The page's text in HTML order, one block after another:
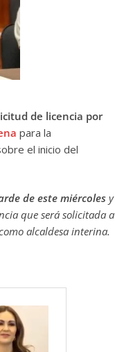
de licencia por
para la
el inicio del
de este miércolesy
que será solicitada a
alcaldesa interina.